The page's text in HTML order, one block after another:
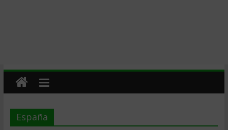
España